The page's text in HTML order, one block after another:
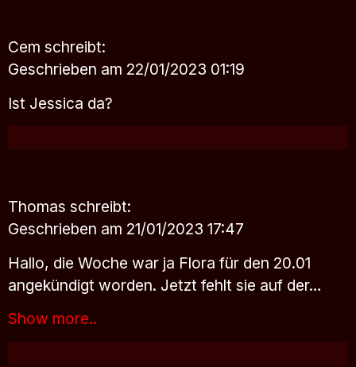
Cem schreibt:
Geschrieben am 22/01/2023 01:19
Ist Jessica da?
Thomas schreibt:
Geschrieben am 21/01/2023 17:47
Hallo, die Woche war ja Flora für den 20.01
angekündigt worden. Jetzt fehlt sie auf der…
Show more..